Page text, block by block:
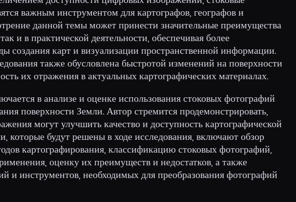
важным инструментом для картографов, географов и
данной темы может принести значительные преимущества
и в практической деятельности, обеспечивая более
создания карт и визуализации пространственной информации.
также обусловлена быстротой изменений на поверхности
их отражения в актуальных картографических материалах.
в анализе и оценке использования стоковых фотографий
поверхности Земли. Автор стремится продемонстрировать,
могут улучшить качество и доступность картографической
которые будут решены в ходе исследования, включают обзор
картографирования, классификацию стоковых фотографий,
оценку их преимуществ и недостатков, а также
и инструментов, необходимых для преобразования фотографий